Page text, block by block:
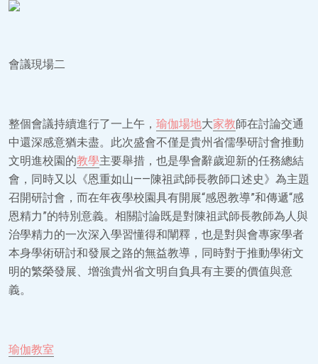
會議現場二
整個會議持續進行了一上午， 瑜伽場地大家教師在討論交通
中還深感意猶未盡。此次盛會不僅是貴州省儒學研討會推動
文明進校園的教學主要舉措，也是學會辭歲迎新的任務總結
會，同時又以《恩重如山——陳祖武師長教師口述史》為主題
召開研討會，而在年夜學校園具有開展“感恩教導”和傳遞“感
恩精力”的特別意義。相關討論既是對陳祖武師長教師為人與
治學精力的一次深入學習懂得和闡釋，也是對與會專家學者
本身學術研討和發展之路的無益教導，同時對于推動學術文
明的繁榮發展、增強貴州省文明自負具有主要的價值與意
義。
瑜伽教室